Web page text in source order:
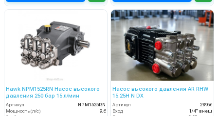
Hawk NPM1525RN Насос высокого
давления 250 бар 15 л/мин
Артикул
NPM1525RN
Мощность (л/с)
9.6
Насос высокого давления AR RHW
15.25H N DX
Артикул
28956
Вход
1/4" внеш